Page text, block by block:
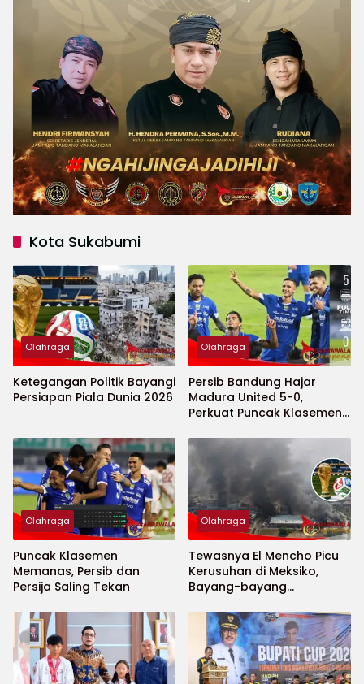
Kota Sukabumi
Olahraga
Ketegangan Politik Bayangi
Persiapan Piala Dunia 2026
Olahraga
Persib Bandung Hajar
Madura United 5-0,
Perkuat Puncak Klasemen
Olahraga
Puncak Klasemen
Memanas, Persib dan
Persija Saling Tekan
Olahraga
Tewasnya El Mencho Picu
Kerusuhan di Meksiko,
Bayang-bayang
2026 Menguat